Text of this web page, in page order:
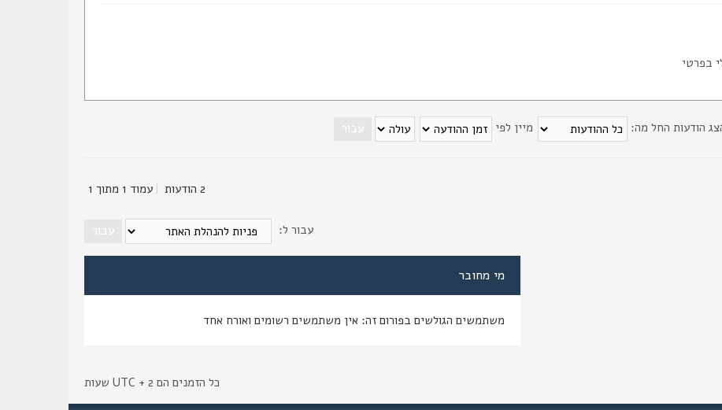
בפרטי
הודעות החל מה: מיין לפי
2 הודעות | עמוד 1 מתוך 1
עבור ל:
מי מחובר
משתמשים הגולשים בפורום זה: אין משתמשים רשומים ואורח אחד
כל הזמנים הם UTC + 2 שעות